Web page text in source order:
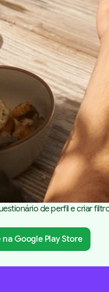
de perfil e criar
na Google Play Store